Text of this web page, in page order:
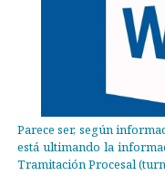
Parece ser, según
está ultimando la
Tramitación Procesal